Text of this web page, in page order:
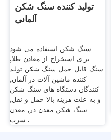
تولید کننده سنگ شکن
آلمانی
سنگ شکن استفاده می شود
برای استخراج از معادن طلا,
سنگ قابل حمل سنگ شکن تولید
کننده ماشین آلات در آلمان,
کنندگان دستگاه های سنگ شکن
و به علت هزینه بالا حمل و نقل,
سنگ شکن معدن در, معدن
سرب .